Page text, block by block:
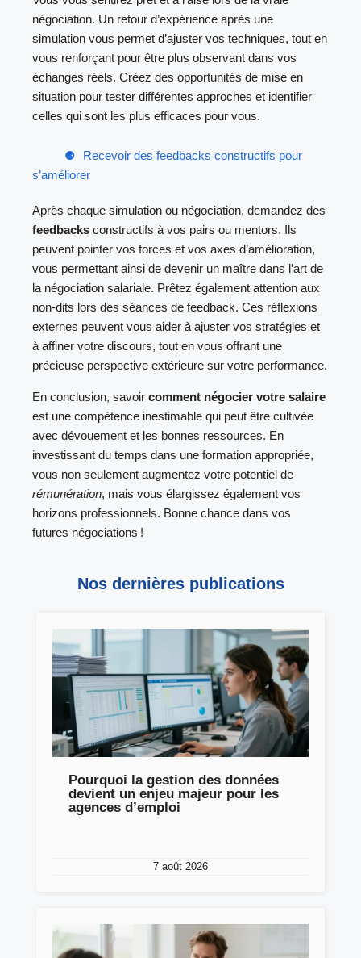
négociation. Un retour d’expérience après une
simulation vous permet d’ajuster vos techniques, tout en
vous renforçant pour être plus observant dans vos
échanges réels. Créez des opportunités de mise en
situation pour tester différentes approches et identifier
celles qui sont les plus efficaces pour vous.
Recevoir des feedbacks constructifs pour
s’améliorer
Après chaque simulation ou négociation, demandez des
feedbacks constructifs à vos pairs ou mentors. Ils
peuvent pointer vos forces et vos axes d’amélioration,
vous permettant ainsi de devenir un maître dans l’art de
la négociation salariale. Prêtez également attention aux
non-dits lors des séances de feedback. Ces réflexions
externes peuvent vous aider à ajuster vos stratégies et
à affiner votre discours, tout en vous offrant une
précieuse perspective extérieure sur votre performance.
En conclusion, savoir comment négocier votre salaire
est une compétence inestimable qui peut être cultivée
avec dévouement et les bonnes ressources. En
investissant du temps dans une formation appropriée,
vous non seulement augmentez votre potentiel de
rémunération, mais vous élargissez également vos
horizons professionnels. Bonne chance dans vos
futures négociations !
Nos dernières publications
Pourquoi la gestion des données
devient un enjeu majeur pour les
agences d’emploi
7 août 2026